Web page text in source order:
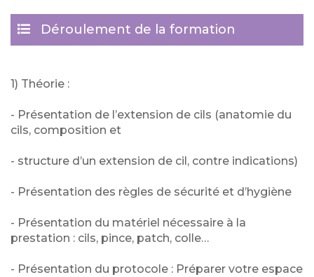
Déroulement de la formation
1) Théorie :
- Présentation de l’extension de cils (anatomie du
cils, composition et
- structure d’un extension de cil, contre indications)
- Présentation des règles de sécurité et d’hygiène
- Présentation du matériel nécessaire à la
prestation : cils, pince, patch, colle…
- Présentation du protocole : Préparer votre espace